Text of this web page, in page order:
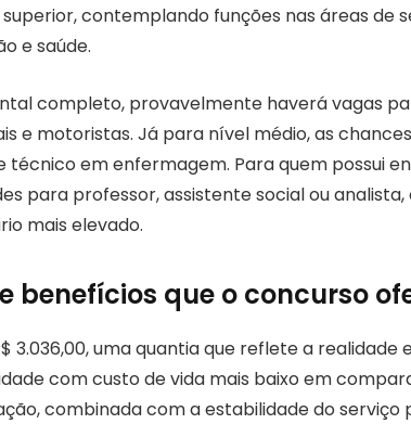
contemplando funções nas áreas de
e saúde.
completo, provavelmente haverá vagas
e motoristas. Já para nível médio, as
em enfermagem. Para quem possui
para professor, assistente social ou analista,
mais elevado.
benefícios que o concurso
3.036,00, uma quantia que reflete a realidade
com custo de vida mais baixo em
combinada com a estabilidade do serviço